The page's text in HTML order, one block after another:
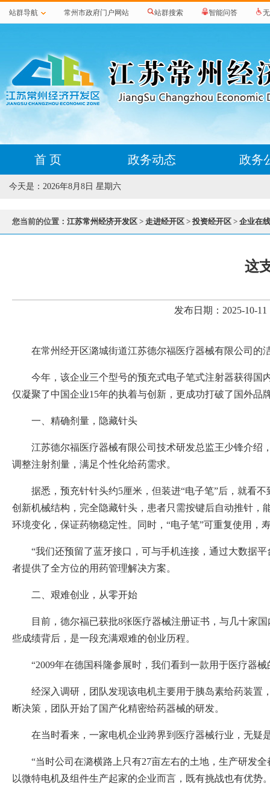
站群导航 常州市政府门户网站 站群搜索 智能问答
首 页 政务动态 政务
今天是： 2026年8月8日 星期六
您当前的位置： 江苏常州经济开发区 > 走进经开区 > 投资经开区 > 企业在线
这
发布日期：2025-10-
在常州经开区潞城街道江苏德尔福医疗器械有限公司的
今年，该企业三个型号的预充式电子笔式注射器获得国
仅凝聚了中国企业15年的执着与创新，更成功打破了国外品
一、精确剂量，隐藏针头
江苏德尔福医疗器械有限公司技术研发总监王少锋介绍
调整注射剂量，满足个性化给药需求。
据悉，预充针针头约5厘米，但装进“电子笔”后，就看
创新机械结构，完全隐藏针头，患者只需按键后自动推针
环境变化，保证药物稳定性。同时，“电子笔”可重复使用，
“我们还预留了蓝牙接口，可与手机连接，通过大数据
者提供了全方位的用药管理解决方案。
二、艰难创业，从零开始
目前，德尔福已获批8张医疗器械注册证书，与几十家
些成绩背后，是一段充满艰难的创业历程。
“2009年在德国科隆参展时，我们看到一款用于医疗器
经深入调研，团队发现该电机主要用于胰岛素给药装置
断决策，团队开始了国产化精密给药器械的研发。
在当时看来，一家电机企业跨界到医疗器械行业，无疑
“当时公司在潞横路上只有27亩左右的土地，生产研发
以微特电机及组件生产起家的企业而言，既有挑战也有优势